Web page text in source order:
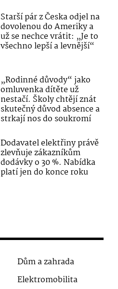
Starší pár z Česka odjel na
dovolenou do Ameriky a
už se nechce vrátit: „Je to
všechno lepší a levnější“
„Rodinné důvody“ jako
omluvenka dítěte už
nestačí. Školy chtějí znát
skutečný důvod absence a
strkají nos do soukromí
Dodavatel elektřiny právě
zlevňuje zákazníkům
dodávky o 30 %. Nabídka
platí jen do konce roku
Dům a zahrada
Elektromobilita